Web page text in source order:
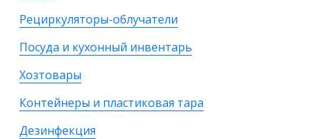
Рециркуляторы-облучатели
Посуда и кухонный инвентарь
Хозтовары
Контейнеры и пластиковая тара
Дезинфекция